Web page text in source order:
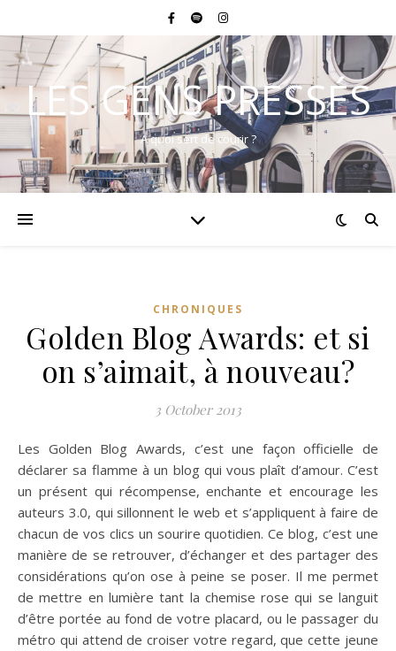
LES GENS PRESSÉS
A quoi sert de courir ?
CHRONIQUES
Golden Blog Awards: et si
on s’aimait, à nouveau?
3 October 2013
Les Golden Blog Awards, c’est une façon officielle de
déclarer sa flamme à un blog qui vous plaît d’amour. C’est
un présent qui récompense, enchante et encourage les
auteurs 3.0, qui sillonnent le web et s’appliquent à faire de
chacun de vos clics un sourire quotidien. Ce blog, c’est une
manière de se retrouver, d’échanger et des partager des
considérations qu’on ose à peine se poser. Il me permet
de mettre en lumière tant la chemise rose qui se languit
d’être portée au fond de votre placard, ou le passager du
métro qui attend de croiser votre regard, que cette jeune